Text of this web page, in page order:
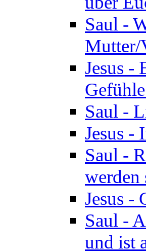
Saul -
Mutter/
Jesus -
Saul -
Jesus -
Saul -
werden
Jesus -
Saul -
und ist